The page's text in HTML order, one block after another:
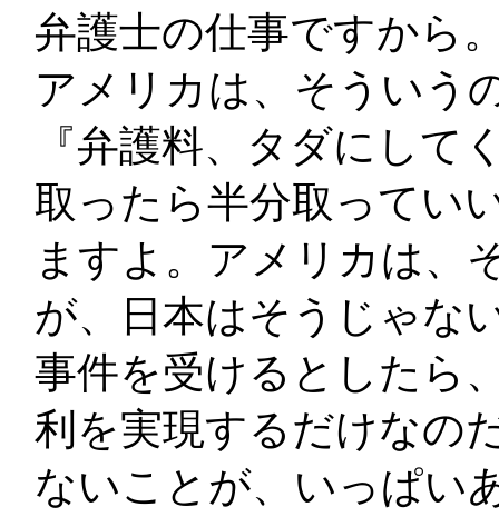
弁護士の仕事ですから
アメリカは、そういう
『弁護料、タダにして
取ったら半分取ってい
ますよ。アメリカは、
が、日本はそうじゃな
事件を受けるとしたら
利を実現するだけなの
ないことが、いっぱい